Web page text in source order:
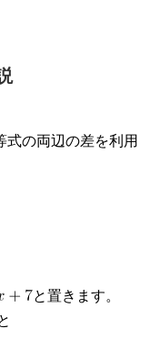
式の両辺の差を利用
と置きます。